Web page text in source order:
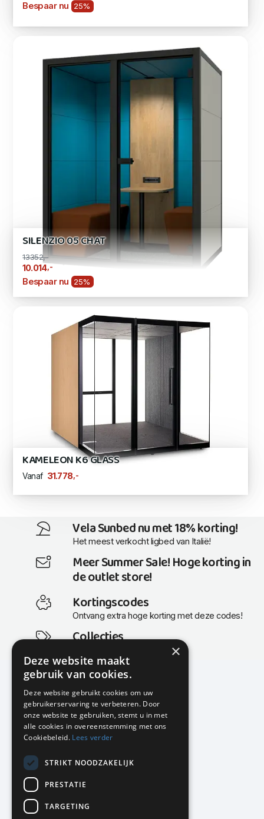
Bespaar nu 25%
SILENZIO 05 CHAT
13352,-
10.014,-
Bespaar nu 25%
KAMELEON K6 GLASS
Vanaf 31.778 ,-
Vela Sunbed nu met 18% korting!
Het meest verkocht ligbed van Italië!
Meer Summer Sale! Hoge korting in
de outlet store!
Kortingscodes
Ontvang extra hoge korting met deze codes!
Collecties
Actuele en populaire collecties
KMP Kantoormeubilair
Airport Business Park
Frankfurtstraat 29-31
1175 RH Lijnden
020-617 01 26
info@kmpkantoormeubilair.nl
Facebook
Instagram
×
Deze website maakt
gebruik van cookies.
Deze website gebruikt cookies om uw
gebruikerservaring te verbeteren. Door
onze website te gebruiken, stemt u in met
alle cookies in overeenstemming met ons
Cookiebeleid. Lees verder
STRIKT NOODZAKELIJK
PRESTATIE
TARGETING